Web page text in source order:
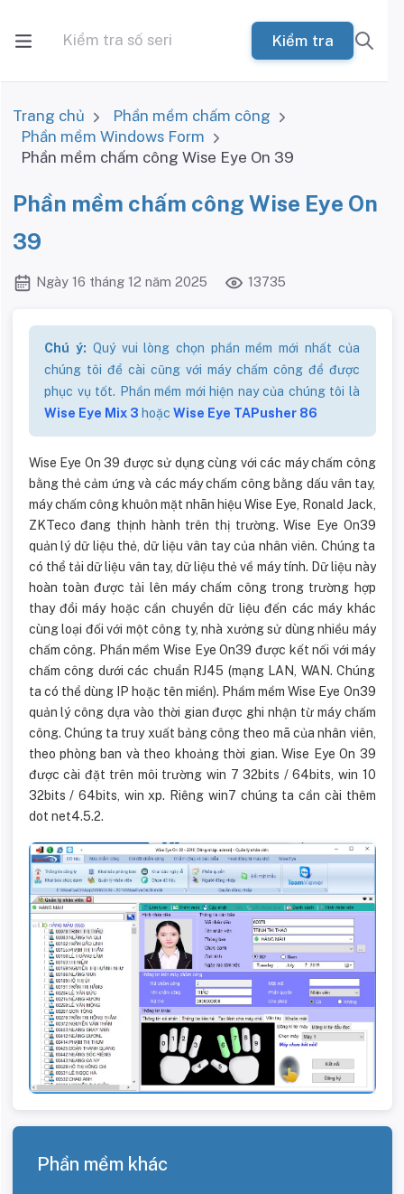
Kiểm tra
Trang chủ
Phần mềm chấm công
Phần mềm Windows Form
Phần mềm chấm công Wise Eye On 39
Phần mềm khác
Phần mềm chấm công Wise Eye On
39
Ngày 16 tháng 12 năm 2025 13735
Chú ý: Quý vui lòng chọn phần mềm mới nhất của
chúng tôi để cài cũng với máy chấm công để được
phục vụ tốt. Phần mềm mới hiện nay của chúng tôi là
Wise Eye Mix 3 hoặcWise Eye TAPusher 86
Wise Eye On 39 được sử dụng cùng với các máy chấm công
bằng thẻ cảm ứng và các máy chấm công bằng dấu vân tay,
máy chấm công khuôn mặt nhãn hiệu Wise Eye, Ronald Jack,
ZKTeco đang thịnh hành trên thị trường. Wise Eye On39
quản lý dữ liệu thẻ, dữ liệu vân tay của nhân viên. Chúng ta
có thể tải dữ liệu vân tay, dữ liệu thẻ về máy tính. Dữ liệu này
hoàn toàn được tải lên máy chấm công trong trường hợp
thay đổi máy hoặc cần chuyển dữ liệu đến các máy khác
cùng loại đối với một công ty, nhà xưởng sử dùng nhiều máy
chấm công. Phần mềm Wise Eye On39 được kết nối với máy
chấm công dưới các chuẩn RJ45 (mạng LAN, WAN. Chúng
ta có thể dùng IP hoặc tên miền). Phầm mềm Wise Eye On39
quản lý công dựa vào thời gian được ghi nhận từ máy chấm
công. Chúng ta truy xuất bảng công theo mã của nhân viên,
theo phòng ban và theo khoảng thời gian. Wise Eye On 39
được cài đặt trên môi trường win 7 32bits / 64bits, win 10
32bits / 64bits, win xp. Riêng win7 chúng ta cần cài thêm
dot net4.5.2.